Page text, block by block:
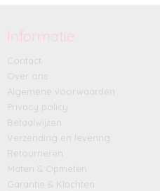
Informatie
Contact
Over ons
Algemene voorwaarden
Privacy policy
Betaalwijzen
Verzending en levering
Retourneren
Maten & Opmeten
Garantie & Klachten